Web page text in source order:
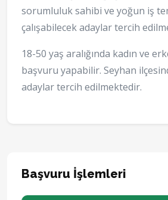
sorumluluk sahibi ve yoğun iş
çalışabilecek adaylar tercih
18-50 yaş aralığında kadın ve
başvuru yapabilir. Seyhan
adaylar tercih edilmektedir.
Başvuru İşlemleri